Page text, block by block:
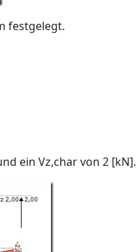
festgelegt.
ein Vz,char von 2 [kN].